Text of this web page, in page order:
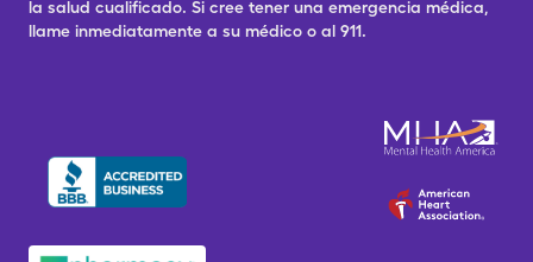
la salud cualificado. Si cree tener una emergencia médica,
llame inmediatamente a su médico o al 911.